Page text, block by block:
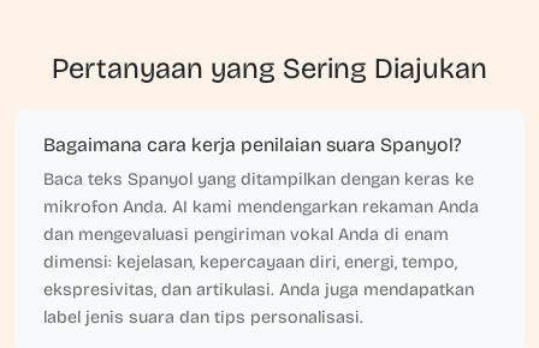
Pertanyaan yang Sering Diajukan
Bagaimana cara kerja penilaian suara Spanyol?
Baca teks Spanyol yang ditampilkan dengan keras ke
mikrofon Anda. AI kami mendengarkan rekaman Anda
dan mengevaluasi pengiriman vokal Anda di enam
dimensi: kejelasan, kepercayaan diri, energi, tempo,
ekspresivitas, dan artikulasi. Anda juga mendapatkan
label jenis suara dan tips personalisasi.